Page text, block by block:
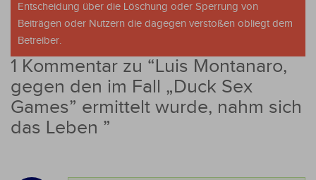
Entscheidung über die Löschung oder Sperrung von
Beiträgen oder Nutzern die dagegen verstoßen obliegt dem
Betreiber.
1 Kommentar zu “Luis Montanaro,
gegen den im Fall „Duck Sex
Games” ermittelt wurde, nahm sich
das Leben ​ ”